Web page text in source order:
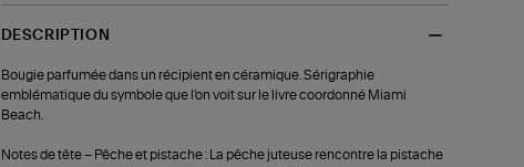
DESCRIPTION
Bougie parfumée dans un récipient en céramique. Sérigraphie
emblématique du symbole que l'on voit sur le livre coordonné Miami
Beach.
Notes de tête – Pêche et pistache : La pêche juteuse rencontre la pistache